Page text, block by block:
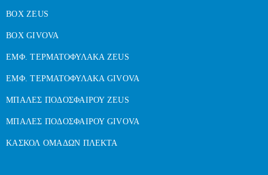
BOX ZEUS
BOX GIVOVA
ΕΜΦ. ΤΕΡΜΑΤΟΦΥΛΑΚΑ ZEUS
ΕΜΦ. ΤΕΡΜΑΤΟΦΥΛΑΚΑ GIVOVA
ΜΠΑΛΕΣ ΠΟΔΟΣΦΑΙΡΟΥ ZEUS
ΜΠΑΛΕΣ ΠΟΔΟΣΦΑΙΡΟΥ GIVOVA
ΚΑΣΚΟΛ ΟΜΑΔΩΝ ΠΛΕΚΤΑ